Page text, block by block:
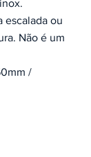
escalada ou
Não é um
/